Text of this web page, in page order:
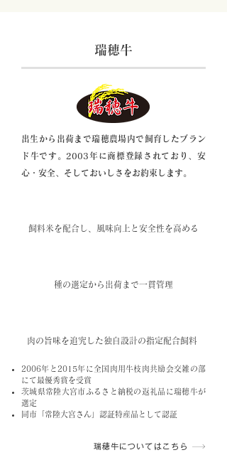
瑞穂牛
出生から出荷まで瑞穂農場内で飼育したブラン
ド牛です。2003年に商標登録されており、安
心・安全、そしておいしさをお約束します。
飼料米を配合し、風味向上と安全性を高める
種の選定から出荷まで一貫管理
肉の旨味を追究した独自設計の指定配合飼料 ​
2006年と2015年に全国肉用牛枝肉共励会交雑の部
にて最優秀賞を受賞
茨城県常陸大宮市ふるさと納税の返礼品に瑞穂牛が
選定
同市「常陸大宮さん」認証特産品として認証
瑞穂牛についてはこちら